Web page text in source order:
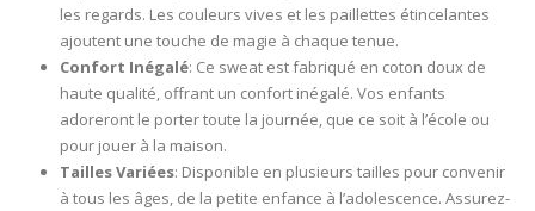
les regards. Les couleurs vives et les paillettes étincelantes
ajoutent une touche de magie à chaque tenue.
Confort Inégalé: Ce sweat est fabriqué en coton doux de
haute qualité, offrant un confort inégalé. Vos enfants
adoreront le porter toute la journée, que ce soit à l’école ou
pour jouer à la maison.
Tailles Variées: Disponible en plusieurs tailles pour convenir
à tous les âges, de la petite enfance à l’adolescence. Assurez-